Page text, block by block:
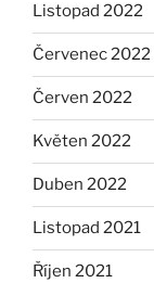
Listopad 2022
Červenec 2022
Červen 2022
Květen 2022
Duben 2022
Listopad 2021
Říjen 2021